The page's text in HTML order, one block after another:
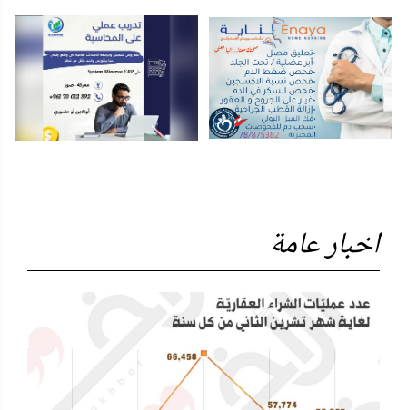
اخبار عامة